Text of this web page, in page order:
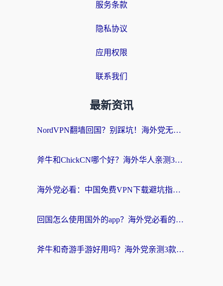
服务条款
隐私协议
应用权限
联系我们
最新资讯
NordVPN翻墙回国？别踩坑！海外党无缝访问国内资源的真实指南
斧牛和ChickCN哪个好？海外华人亲测3款回国加速器+免费试用攻略
海外党必看：中国免费VPN下载避坑指南 + 无缝访问国内资源的终极方案
回国怎么使用国外的app？海外党必看的无缝访问国内资源全攻略
斧牛和奇游手游好用吗？海外党亲测3款回国加速器，选对才能无缝刷国内资源